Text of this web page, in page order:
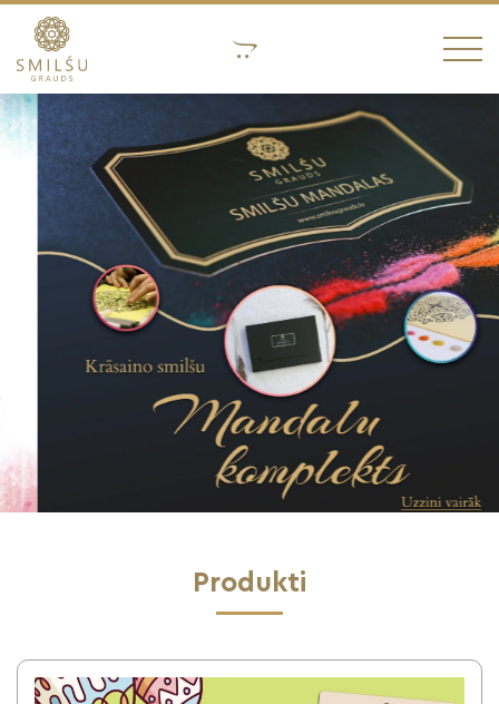
Produkti